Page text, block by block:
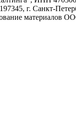
197345, г. Санкт-
материалов